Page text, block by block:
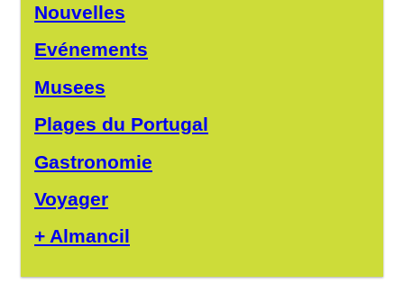
Nouvelles
Evénements
Musees
Plages du Portugal
Gastronomie
Voyager
+ Almancil